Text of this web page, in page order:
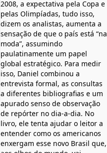
2008, a expectativa pela Copa e
pelas Olimpíadas, tudo isso,
dizem os analistas, aumenta a
sensação de que o país está “na
moda”, assumindo
paulatinamente um papel
global estratégico. Para medir
isso, Daniel combinou a
entrevista formal, as consultas
a diferentes bibliografias e um
apurado senso de observação
de repórter no dia-a-dia. No
livro, ele tenta ajudar o leitor a
entender como os americanos
enxergam esse novo Brasil que,